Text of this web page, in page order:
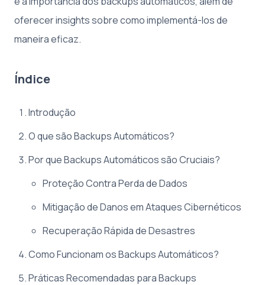
oferecer insights sobre como implementá-los de
maneira eficaz.
Índice
Introdução
O que são Backups Automáticos?
Por que Backups Automáticos são Cruciais?
Proteção Contra Perda de Dados
Mitigação de Danos em Ataques Cibernéticos
Recuperação Rápida de Desastres
Como Funcionam os Backups Automáticos?
Práticas Recomendadas para Backups